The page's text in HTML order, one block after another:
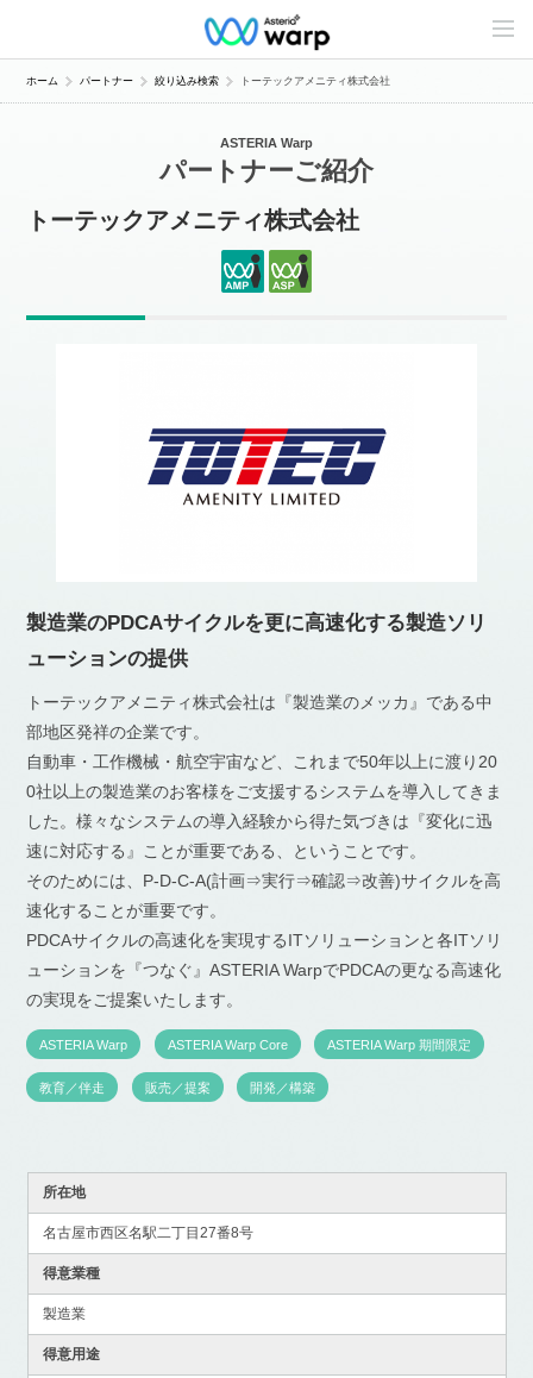
C
n
e
ホーム パートナー 絞り込み検索 トーテックアメニティ株式会社
ASTERIA Warp
パートナーご紹介
トーテックアメニティ株式会社
製造業のPDCAサイクルを更に高速化する製造ソリ
ューションの提供
トーテックアメニティ株式会社は『製造業のメッカ』である中
部地区発祥の企業です。
自動車・工作機械・航空宇宙など、これまで50年以上に渡り20
0社以上の製造業のお客様をご支援するシステムを導入してきま
した。様々なシステムの導入経験から得た気づきは『変化に迅
速に対応する』ことが重要である、ということです。
そのためには、P-D-C-A(計画⇒実行⇒確認⇒改善)サイクルを高
速化することが重要です。
PDCAサイクルの高速化を実現するITソリューションと各ITソリ
ューションを『つなぐ』ASTERIA WarpでPDCAの更なる高速化
の実現をご提案いたします。
ASTERIA Warp ASTERIA Warp Core ASTERIA Warp 期間限定
教育／伴走 販売／提案 開発／構築
所在地
名古屋市西区名駅二丁目27番8号
得意業種
製造業
得意用途